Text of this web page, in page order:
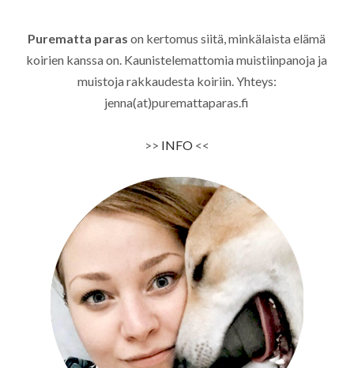
Purematta paras on kertomus siitä, minkälaista elämä
koirien kanssa on. Kaunistelemattomia muistiinpanoja ja
muistoja rakkaudesta koiriin. Yhteys:
jenna(at)puremattaparas.fi
>> INFO<<